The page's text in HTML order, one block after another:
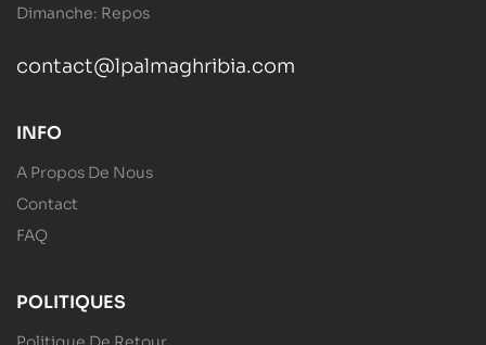
Dimanche: Repos
contact@lpalmaghribia.com
INFO
A Propos De Nous
Contact
FAQ
POLITIQUES